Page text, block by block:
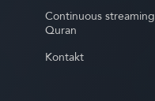
Continuous
Quran
Kontakt